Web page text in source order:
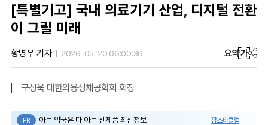
[특별기고] 국내 의료기기 산업, 디지털 전환
이 그릴 미래
황병우 기자 2026-05-20 06:00:36 요약가
구성욱 대한의용생체공학회 회장
PR 아는 약국은 다 아는 신제품 최신정보 팜스타클럽